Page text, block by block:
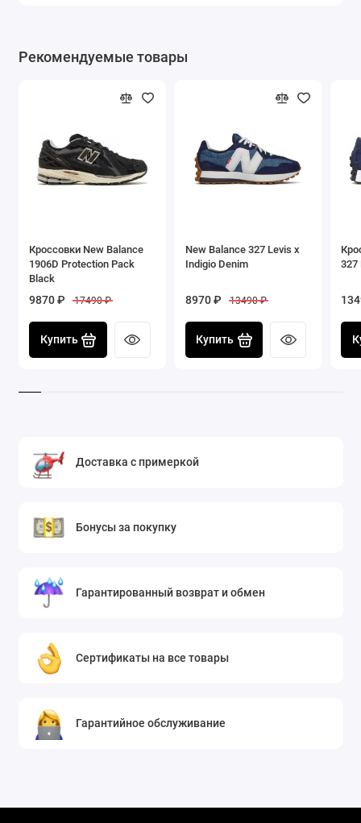
Рекомендуемые товары
Кроссовки New Balance
1906D Protection Pack
Black
9870 ₽ 17490 ₽
Купить
New Balance 327 Levis x
Indigio Denim
8970 ₽ 13490 ₽
Купить
327
Доставка с примеркой
Бонусы за покупку
Гарантированный возврат и обмен
Сертификаты на все товары
Гарантийное обслуживание